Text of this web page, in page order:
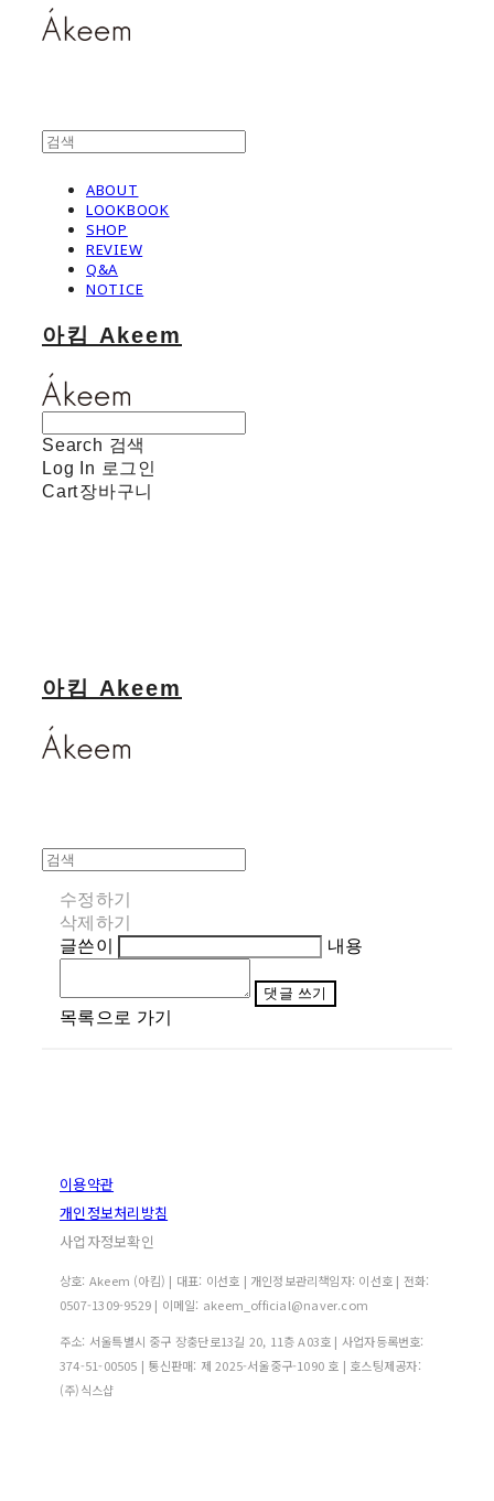
ABOUT
LOOKBOOK
SHOP
REVIEW
Q&A
NOTICE
아킴 Akeem
Search 검색
Log In 로그인
Cart장바구니
아킴 Akeem
수정하기
삭제하기
글쓴이
내용
댓글 쓰기
목록으로 가기
이용약관
개인정보처리방침
사업자정보확인
상호: Akeem (아킴) | 대표: 이선호 | 개인정보관리책임자: 이선호 | 전화:
0507-1309-9529 | 이메일: akeem_official@naver.com
주소: 서울특별시 중구 장충단로13길 20, 11층 A03호 | 사업자등록번호:
374-51-00505 | 통신판매: 제 2025-서울중구-1090 호 | 호스팅제공자:
(주)식스샵